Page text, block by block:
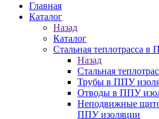
Главная
Каталог
Назад
Каталог
Стальная теплотрасса
Назад
Стальная
Трубы в ППУ
Отводы в ППУ
Неподвижные
ППУ изоляции